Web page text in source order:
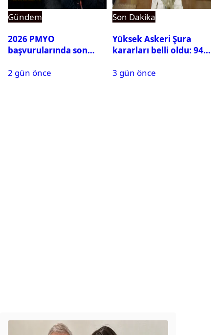
Gündem
2026 PMYO
başvurularında son
2 gün önce
Son Dakika
Yüksek Askeri Şura
kararları belli oldu: 94
3 gün önce